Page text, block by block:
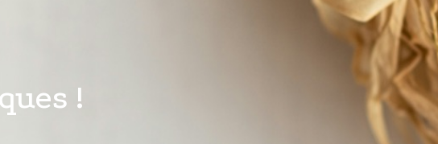
de possibilités, obtenez les
de 25%